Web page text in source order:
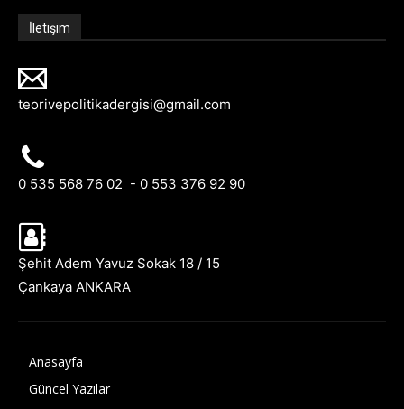
İletişim
teorivepolitikadergisi@gmail.com
0 535 568 76 02 - 0 553 376 92 90
Şehit Adem Yavuz Sokak 18 / 15
Çankaya ANKARA
Anasayfa
Güncel Yazılar